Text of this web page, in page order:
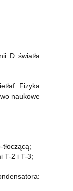
D światła
Fizyka
naukowe
T-2 i T-3;